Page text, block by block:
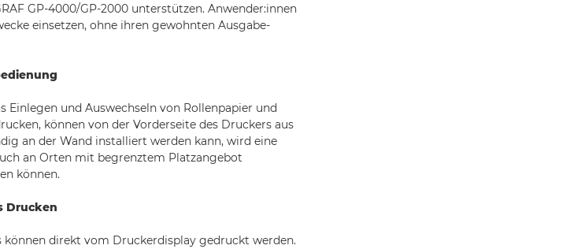
GP-4000/GP-2000 unterstützen. Anwender:innen
einsetzen, ohne ihren gewohnten Ausgabe-
Einlegen und Auswechseln von Rollenpapier und
können von der Vorderseite des Druckers aus
an der Wand installiert werden kann, wird eine
an Orten mit begrenztem Platzangebot
können.
Drucken
direkt vom Druckerdisplay gedruckt werden.